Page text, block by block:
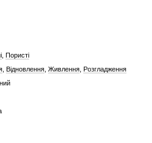
Пористі
Відновлення Живлення Розгладження